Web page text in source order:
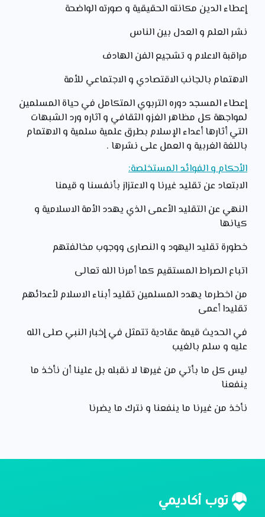
إعطاء الدين مكانته الحقيقية و صورته الواضحة
نشر العلم و العدل بين الناس
مراقبة الاعلام و تشجيع الفن الهادف
الاهتمام بالجانب الاقتصادي و الاجتماعي للأمة
إعطاء المسجد دوره التربوي المتكامل في حياة المسلمين
لمواجهة كل مظاهر الغزو الثقافي و آثاره ورد الشبهات
التي أثارها أعداء الإسلام بطرق علمية سلمية و الاهتمام
باللغة الغربية و العمل على نشرها .
الأحكام و الفوائد المستخلصة:
الابتعاد عن تقليد غيرنا و الاعتزاز بأنفسنا و قيمنا
النهي عن التقليد الأعمى الذي يهدد الأمة الاسلامية و
كيانها
خطورة تقليد اليهود و النصارى ووجوب مخالفتهم
اتباع الصراط المستقيم كما أمرنا الله تعالى
من اخطرما يهدد المسلمين تقليد أبناء الاسلام لأعدائهم
تقليدا أعمى
في الحديث قيمة عقادية تتمثل في إخبار النبي صلى الله
عليه و سلم بالغيب
ليس كل ما بأتي من غيرها لا نقبله بل علينا أن نأخذ ما
ينفعنا
نأخذ من غيرنا ما ينفعنا و نترك ما يضرنا
توب أكاديمي